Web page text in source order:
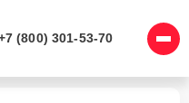
(800) 301-53-70